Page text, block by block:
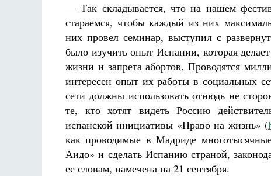
— Так складывается, что на нашем
стараемся, чтобы каждый из них
них провел семинар, выступил с
было изучить опыт Испании, которая
жизни и запрета абортов. Проводятся
интересен опыт их работы в социальных
сети должны использовать отнюдь не
те, кто хотят видеть Россию
испанской инициативы «Право на жизнь» (
как проводимые в Мадриде
Аидо» и сделать Испанию страной,
ее словам, намечена на 21 сентября.